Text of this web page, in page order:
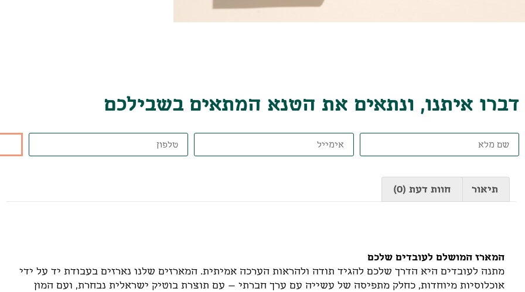
דברו איתנו, ונתאים את הטנא המתאים בשבילכם
תיאור חוות דעת (0)
המארז המושלם לעובדים שלכם
מתנה לעובדים היא הדרך שלכם להגיד תודה ולהראות הערכה אמיתית. המארזים שלנו נארזים בעבודת יד על ידי
אוכלוסיות מיוחדות, כחלק מתפיסה של עשייה עם ערך חברתי – עם תוצרת בוטיק ישראלית נבחרת, ועם המון